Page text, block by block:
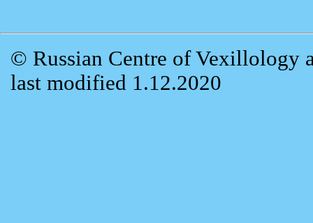
© Russian Centre of Vexillology
last modified 1.12.2020